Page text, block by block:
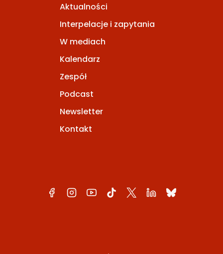
Aktualności
Interpelacje i zapytania
W mediach
Kalendarz
Zespół
Podcast
Newsletter
Kontakt